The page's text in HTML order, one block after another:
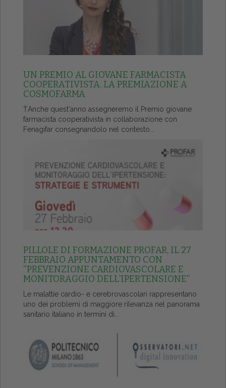
UN PREMIO AL GIOVANE FARMACISTA
COOPERATIVISTA. LA PREMIAZIONE A
COSMOFARMA
ŤAnche quest'anno assegneremo il Premio giovane
farmacista cooperativista in collaborazione con
Fenagifar consegnandolo nel contesto...
PILLOLE DI FORMAZIONE PROFAR, IL 27
FEBBRAIO APPUNTAMENTO CON
“PREVENZIONE CARDIOVASCOLARE E
MONITORAGGIO DELL’IPERTENSIONE”
Le malattie cardio- e cerebrovascolari rappresentano
uno dei problemi di maggiore rilevanza nel panorama
sanitario italiano in termini di...